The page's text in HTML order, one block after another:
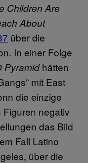
Children Are
About
über die
In einer Folge
Pyramidhätten
mit East
die einzige
negativ
das Bild
Fall Latino
über die